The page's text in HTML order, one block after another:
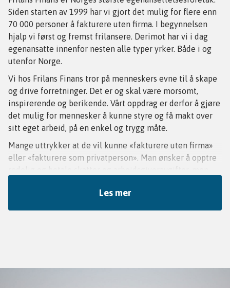
Siden starten av 1999 har vi gjort det mulig for flere enn
70 000 personer å fakturere uten firma. I begynnelsen
hjalp vi først og fremst frilansere. Derimot har vi i dag
egenansatte innenfor nesten alle typer yrker. Både i og
utenfor Norge.
Vi hos Frilans Finans tror på menneskers evne til å skape
og drive forretninger. Det er og skal være morsomt,
inspirerende og berikende. Vårt oppdrag er derfor å gjøre
det mulig for mennesker å kunne styre og få makt over
sitt eget arbeid, på en enkel og trygg måte.
Mange uttrykker at de vil kunne «fakturere uten firma»
eller «fakturere som privatperson». Man ønsker å opptre
man driver en bedrift. Som egenansatte hos Frilans
Les mer